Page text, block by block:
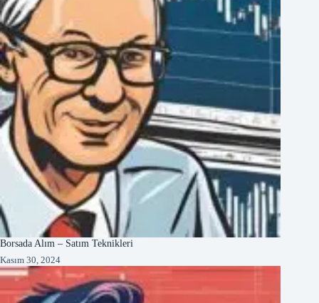
Borsada Alım – Satım Teknikleri
Kasım 30, 2024